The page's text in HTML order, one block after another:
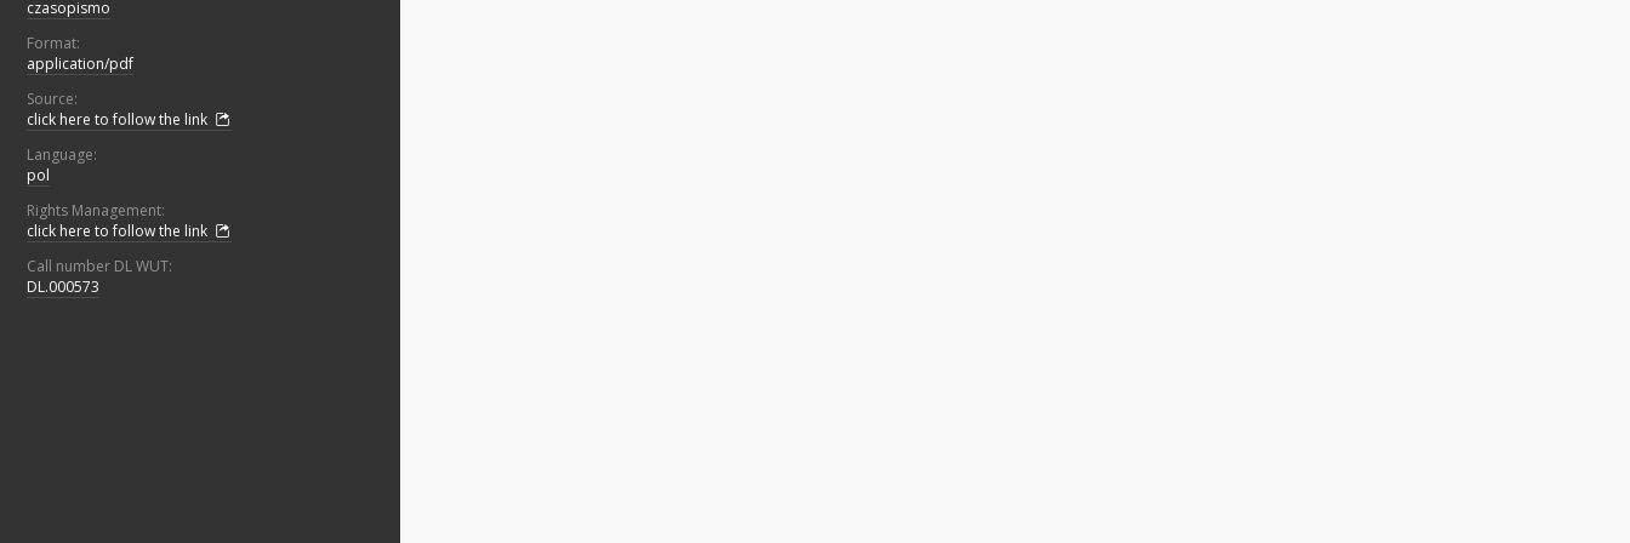
czasopismo
Format:
application/pdf
Source:
click here to follow the link
Language:
pol
Rights Management:
click here to follow the link
Call number DL WUT:
DL.000573